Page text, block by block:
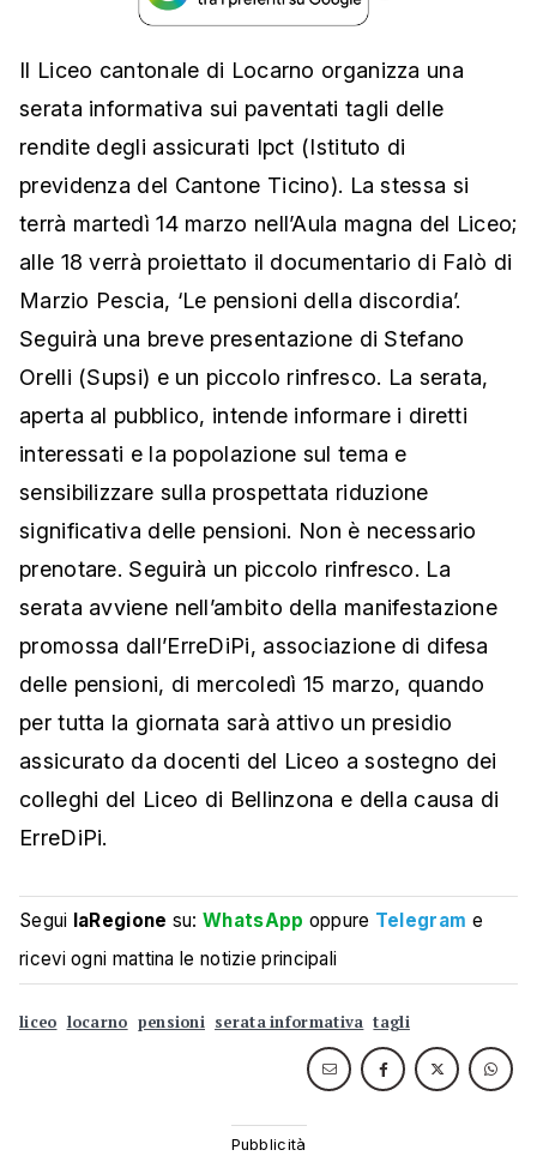
Il Liceo cantonale di Locarno organizza una
serata informativa sui paventati tagli delle
rendite degli assicurati Ipct (Istituto di
previdenza del Cantone Ticino). La stessa si
terrà martedì 14 marzo nell’Aula magna del Liceo;
alle 18 verrà proiettato il documentario di Falò di
Marzio Pescia, ‘Le pensioni della discordia’.
Seguirà una breve presentazione di Stefano
Orelli (Supsi) e un piccolo rinfresco. La serata,
aperta al pubblico, intende informare i diretti
interessati e la popolazione sul tema e
sensibilizzare sulla prospettata riduzione
significativa delle pensioni. Non è necessario
prenotare. Seguirà un piccolo rinfresco. La
serata avviene nell’ambito della manifestazione
promossa dall’ErreDiPi, associazione di difesa
delle pensioni, di mercoledì 15 marzo, quando
per tutta la giornata sarà attivo un presidio
assicurato da docenti del Liceo a sostegno dei
colleghi del Liceo di Bellinzona e della causa di
ErreDiPi.
Segui laRegione su:WhatsApp oppure Telegram e
ricevi ogni mattina le notizie principali
liceo locarno pensioni serata informativa tagli